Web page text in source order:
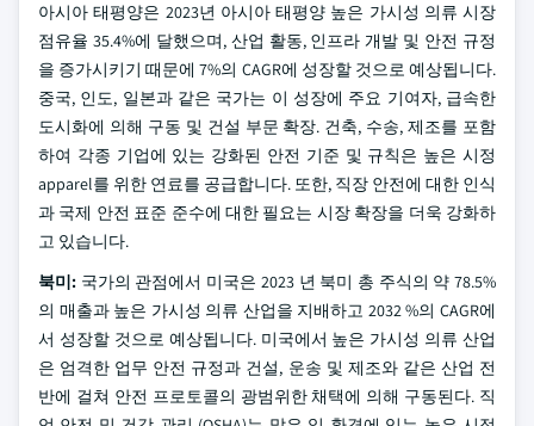
아시아 태평양은 2023년 아시아 태평양 높은 가시성 의류 시장
점유율 35.4%에 달했으며, 산업 활동, 인프라 개발 및 안전 규정
을 증가시키기 때문에 7%의 CAGR에 성장할 것으로 예상됩니다.
중국, 인도, 일본과 같은 국가는 이 성장에 주요 기여자, 급속한
도시화에 의해 구동 및 건설 부문 확장. 건축, 수송, 제조를 포함
하여 각종 기업에 있는 강화된 안전 기준 및 규칙은 높은 시정
apparel를 위한 연료를 공급합니다. 또한, 직장 안전에 대한 인식
과 국제 안전 표준 준수에 대한 필요는 시장 확장을 더욱 강화하
고 있습니다.
북미: 국가의 관점에서 미국은 2023 년 북미 총 주식의 약 78.5%
의 매출과 높은 가시성 의류 산업을 지배하고 2032 %의 CAGR에
서 성장할 것으로 예상됩니다. 미국에서 높은 가시성 의류 산업
은 엄격한 업무 안전 규정과 건설, 운송 및 제조와 같은 산업 전
반에 걸쳐 안전 프로토콜의 광범위한 채택에 의해 구동된다. 직